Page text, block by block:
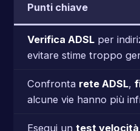
Punti chiave
Verifica ADSLper
evitare stime troppo
Confronta rete ADSL,
alcune vie hanno più
Esegui un test velocità